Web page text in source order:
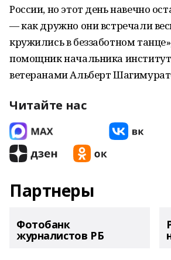
России, но этот день навечно
— как дружно они встречали
кружились в беззаботном
помощник начальника
ветеранами Альберт
Читайте нас
Партнеры
Фотобанк
журналистов РБ